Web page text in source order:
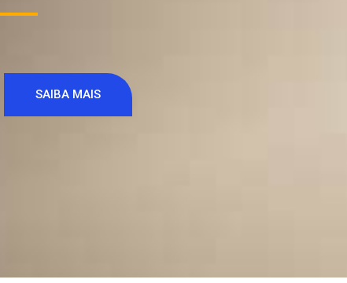
SAIBA MAIS